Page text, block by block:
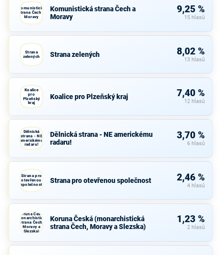
Komunistická
strana Čech a
Moravy
Komunistická strana Čech a
Moravy
9,25 %
15 hlasů
Strana
zelených
Strana zelených 8,02 %
13 hlasů
Koalice
pro
Plzeňský
kraj
Koalice pro Plzeňský kraj 7,40 %
12 hlasů
Dělnická
strana - NE
americkému
radaru!
Dělnická strana - NE americkému
radaru!
3,70 %
6 hlasů
Strana pro
otevřenou
společnost
Strana pro otevřenou společnost 2,46 %
4 hlasů
Koruna Česká
(monarchistická
strana Čech,
Moravy a
Slezska)
Koruna Česká (monarchistická
strana Čech, Moravy a Slezska)
1,23 %
2 hlasů